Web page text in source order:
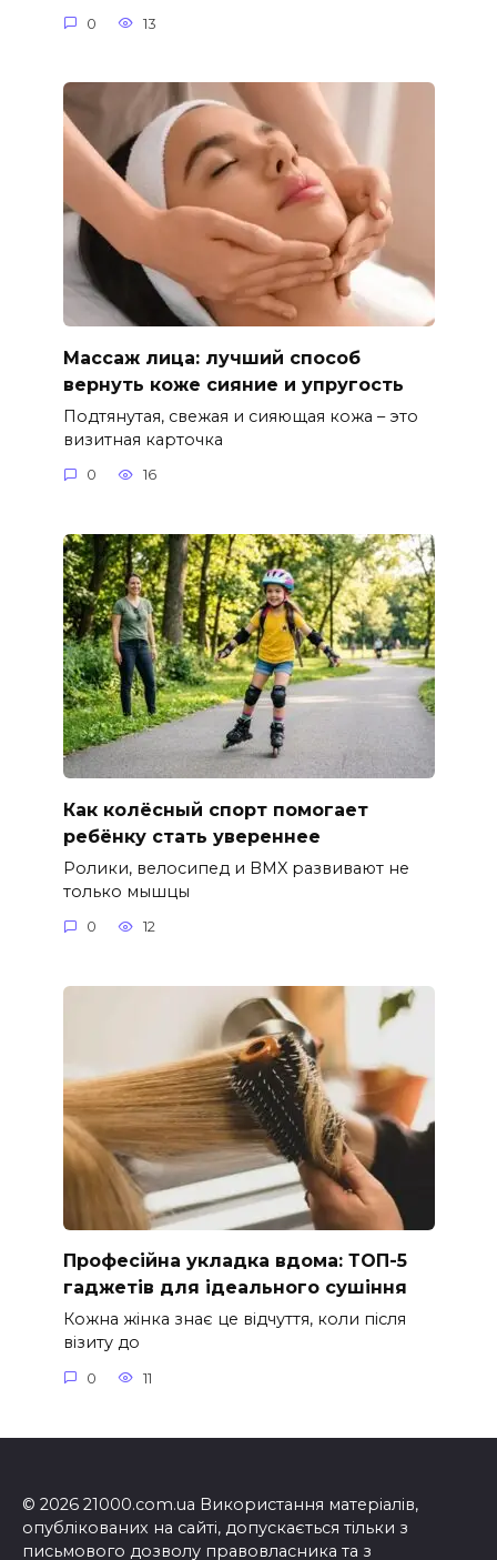
0 13
Массаж лица: лучший способ
вернуть коже сияние и упругость
Подтянутая, свежая и сияющая кожа – это
визитная карточка
0 16
Как колёсный спорт помогает
ребёнку стать увереннее
Ролики, велосипед и BMX развивают не
только мышцы
0 12
Професійна укладка вдома: ТОП-5
гаджетів для ідеального сушіння
Кожна жінка знає це відчуття, коли після
візиту до
0 11
© 2026 21000.com.ua Використання матеріалів,
опублікованих на сайті, допускається тільки з
письмового дозволу правовласника та з